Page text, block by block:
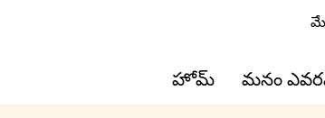
హోమ్ మనం